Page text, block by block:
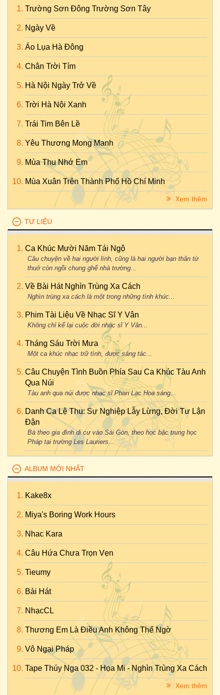
Trường Sơn Đông Trường Sơn Tây
Ngày Về
Áo Lụa Hà Đông
Chân Trời Tím
Hà Nội Ngày Trở Về
Trời Hà Nội Xanh
Trái Tim Bên Lề
Yêu Thương Mong Manh
Mùa Thu Nhớ Em
Mùa Xuân Trên Thành Phố Hồ Chí Minh
Xem thêm
TƯ LIỆU
Ca Khúc Mười Năm Tái Ngộ
Câu chuyện về hai người lính, cũng là hai người bạn thân từ
thuở còn ngồi chung ghế nhà trường...
Về Bài Hát Nghìn Trùng Xa Cách
Nghìn trùng xa cách là một trong những tình khúc...
Phim Tài Liệu Về Nhạc Sĩ Y Vân
Không chỉ kể lại cuộc đời nhạc sĩ Y Vân...
Tháng Sáu Trời Mưa
Một ca khúc nhạc trữ tình, được sáng tác...
Câu Chuyện Tình Buồn Phía Sau Ca Khúc Tàu Anh
Qua Núi
Tàu anh qua núi được nhạc sĩ Phan Lạc Hoa sáng...
Danh Ca Lệ Thu: Sự Nghiệp Lẫy Lừng, Đời Tư Lận
Đận
Bà theo gia đình di cư vào Sài Gòn, theo học bậc trung học
Pháp tại trường Les Lauriers...
ALBUM MỚI NHẤT
Kake8x
Miya's Boring Work Hours
Nhac Kara
Câu Hứa Chưa Trọn Vẹn
Tieumy
Bài Hát
NhạcCL
Thương Em Là Điều Anh Không Thể Ngờ
Vô Ngại Pháp
Tape Thúy Nga 032 - Họa Mi - Nghìn Trùng Xa Cách
Xem thêm